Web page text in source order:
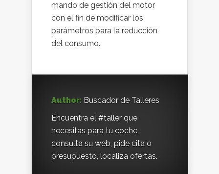
mando de gestión del motor
con el fin de modificar los
parámetros para la reducción
del consumo.
Author: Buscador de Talleres
Encuentra el #taller que
necesitas para tu coche,
consulta su web, pide cita o
presupuesto, localiza ofertas.